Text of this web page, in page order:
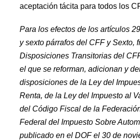
aceptación tácita para todos los
Para los efectos de los artículos
y sexto párrafos del CFF y Sexto,
Disposiciones Transitorias del
el que se reforman, adicionan y
disposiciones de la Ley del
Renta, de la Ley del Impuesto al
del Código Fiscal de la
Federal del Impuesto Sobre
publicado en el DOF el 30 de